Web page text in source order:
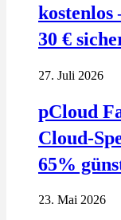
30 €
27. Juli 2026
pCloud
Cloud-
65%
23. Mai 2026